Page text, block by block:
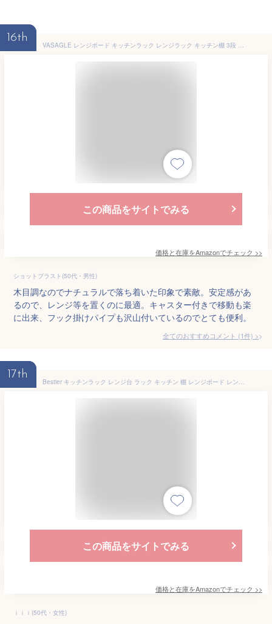
16th
VASAGLE レンジボード キッチンラック レンジラック キッチン棚 3段 キッチン収納 幅60cm 6個Ｓ字ラックを付き キャスター付き スリム 隙間収納 KKS060
この商品をサイトでみる
価格と在庫をAmazonでチェック >>
ショットブラスト(50代・男性)
木目調なのでナチュラルで落ち着いた印象で素敵。安定感があ
るので、レンジ等を置くのに最適。キャスター付きで移動も楽
に出来、フック掛けパイプも沢山付いているのでとても便利。
全てのおすすめコメント (1件) >
17th
Bestier キッチンラック レンジ台 ラック キッチン 棚 レンジボード レンジおき 台 幅60cm レンジボード キッチン収納 オープンラック ラック 棚 オープンシェルフ レンジラック キッチン 省スペース ブラウン 153CM
この商品をサイトでみる
価格と在庫をAmazonでチェック >>
ｉｉｉ(50代・女性)